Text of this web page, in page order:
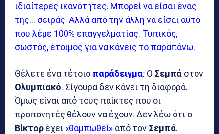
ιδιαίτερες ικανότητες. Μπορεί να είσαι ένας
της… σειράς. Αλλά από την άλλη να είσαι αυτό
που λέμε 100% επαγγελματίας. Τυπικός,
σωστός, έτοιμος για να κάνεις το παραπάνω.
Θέλετε ένα τέτοιο παράδειγμα; Ο Σεμπά στον
Ολυμπιακό. Σίγουρα δεν κάνει τη διαφορά.
Όμως είναι από τους παίκτες που οι
προπονητές θέλουν να έχουν. Δεν λέω ότι ο
Βίκτορ έχει «θαμπωθεί» από τον Σεμπά.